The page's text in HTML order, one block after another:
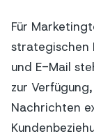
Für
strategischen
und E-Mail
zur
Nachrichten